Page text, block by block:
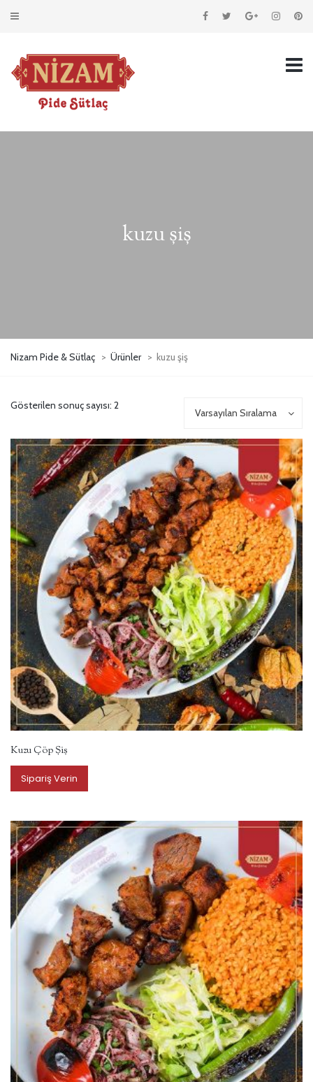
kuzu şiş
Nizam Pide & Sütlaç > Ürünler > kuzu şiş
Gösterilen sonuç sayısı: 2
Varsayılan Sıralama
Kuzu Çöp Şiş
Sipariş Verin